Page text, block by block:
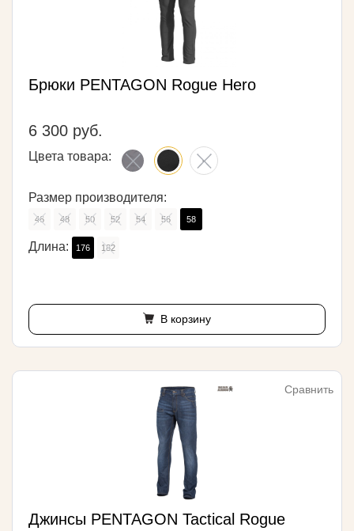
Брюки PENTAGON Rogue Hero
6 300 руб.
Цвета товара:
Размер производителя:
46 48 50 52 54 56 58
Длина: 176 182
В корзину
Сравнить
Джинсы PENTAGON Tactical Rogue